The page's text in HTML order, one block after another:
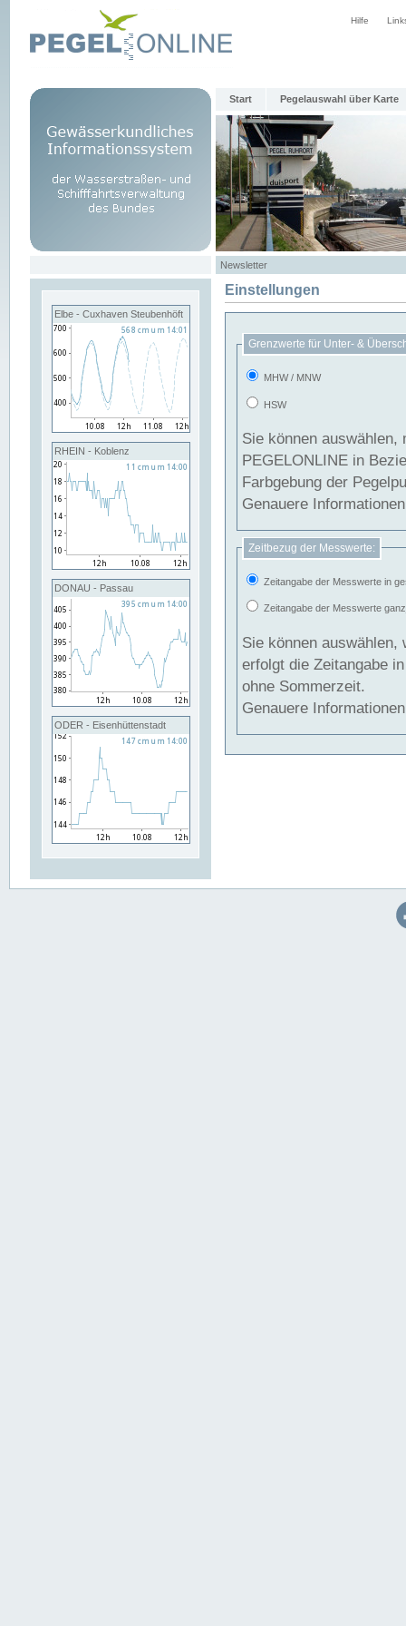
Hilfe
Start Pegelauswahl über Karte
Newsletter
Elbe - Cuxhaven Steubenhöft
RHEIN - Koblenz
DONAU - Passau
ODER - Eisenhüttenstadt
Einstellungen
Grenzwerte für Unter- &
MHW / MNW
HSW
Sie können
PEGELONLINE in Beziehung
Farbgebung der
Genauere
Zeitbezug der Messwerte:
Zeitangabe der Messwerte in
Zeitangabe der Messwerte
Sie können auswählen,
erfolgt die Zeitangabe
ohne Sommerzeit.
Genauere